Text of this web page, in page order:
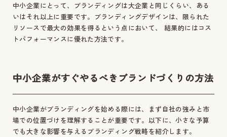
中小企業にとって、ブランディングは大企業と同じくらい、ある
いはそれ以上に重要です。ブランディングデザインは、限られた
リソースで最大の効果を得るという点において、 結果的にはコス
トパフォーマンスに優れた方法です。
中小企業がすぐやるべきブランドづくりの方法
中小企業がブランディングを始める際には、まず自社の強みと市
場での位置づけを理解することが重要です。以下に、小さな予算
でも大きな影響を与えるブランディング戦略を紹介します。